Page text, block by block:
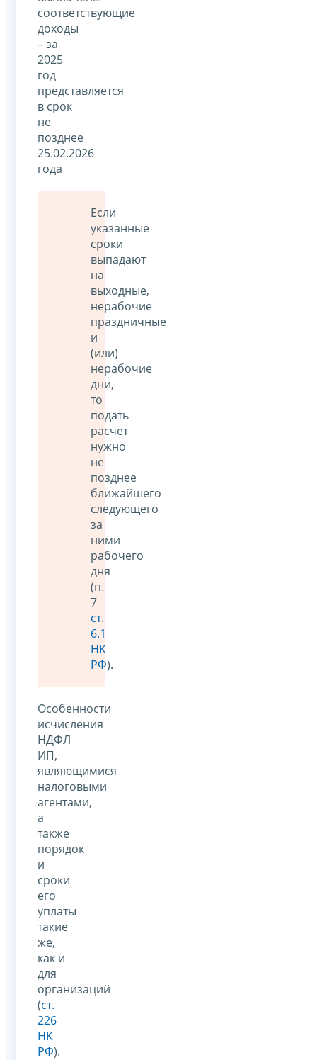
соответствующие
доходы
– за
2025
год
представляется
в срок
не
позднее
25.02.2026
года
Если
указанные
сроки
выпадают
на
выходные,
нерабочие
праздничные
и
(или)
нерабочие
дни,
то
подать
расчет
нужно
не
позднее
ближайшего
следующего
за
ними
рабочего
дня
(п.
7
ст.
6.1
НК
РФ).
Особенности
исчисления
НДФЛ
ИП,
являющимися
налоговыми
агентами,
а
также
порядок
и
сроки
его
уплаты
такие
же,
как и
для
организаций
(ст.
226
НК
РФ).